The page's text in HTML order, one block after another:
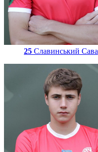
25 Славинський Сава